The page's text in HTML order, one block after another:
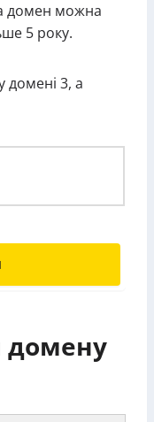
домен можна
5 року.
домені 3, а
домену